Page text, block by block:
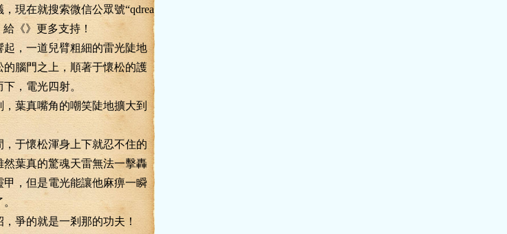
現在就搜索微信公眾號“qdrea
《》更多支持！
一道兒臂粗細的雷光陡地
的腦門之上，順著于懷松的護
，電光四射。
真嘴角的嘲笑陡地擴大到
懷松渾身上下就忍不住的
然葉真的驚魂天雷無法一擊轟
甲，但是電光能讓他麻痹一瞬
的就是一剎那的功夫！